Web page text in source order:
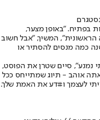
בפתיח. "באופן מצער,
המשיך, "אבל חשוב
כמה מנסים להסתיר או
נמנע", סיים שטרן את הפוסט,
אוהב - תיוג שמתייחס ככל
לעצמך ו#דע את האמת שלך.